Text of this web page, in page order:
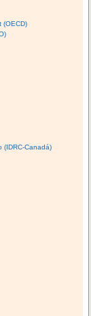
(OECD)
(IDRC-Canadá)